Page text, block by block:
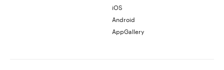
iOS
Android
AppGallery